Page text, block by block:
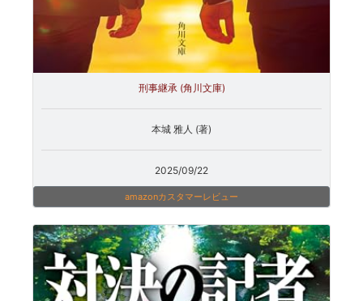
刑事継承 (角川文庫)
本城 雅人 (著)
2025/09/22
amazonカスタマーレビュー